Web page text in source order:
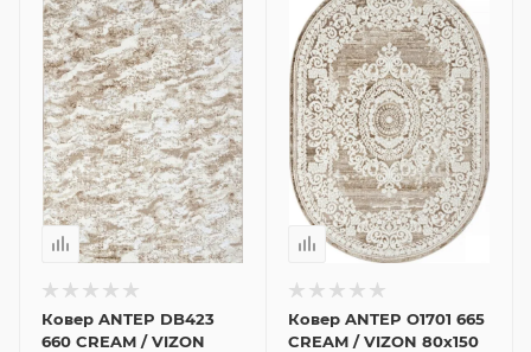
Ковер ANTEP DB423
660 CREAM / VIZON
Ковер ANTEP O1701 665
CREAM / VIZON 80x150